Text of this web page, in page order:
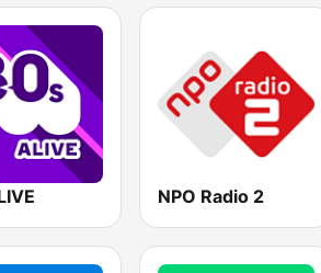
NPO Radio 2